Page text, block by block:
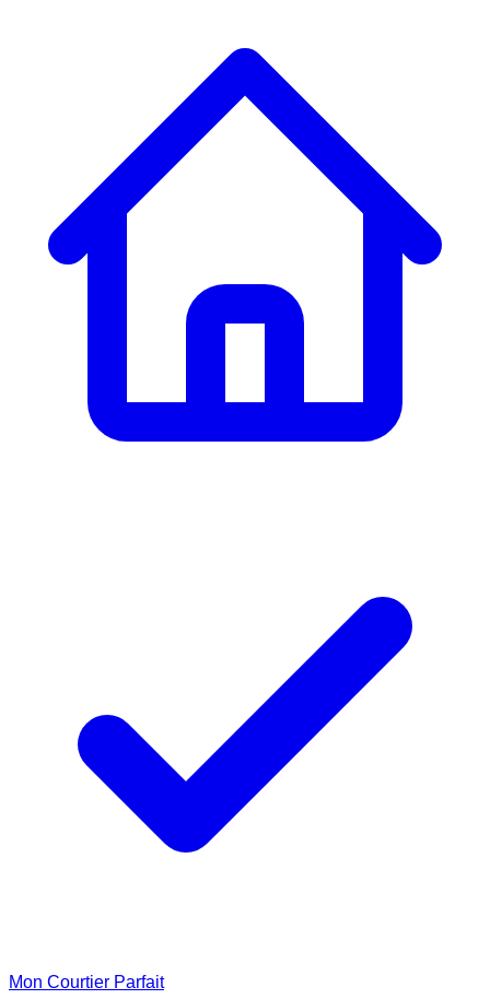
Mon Courtier Parfait